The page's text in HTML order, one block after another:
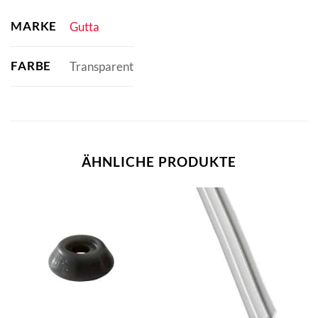
MARKE Gutta
FARBE Transparent
ÄHNLICHE PRODUKTE